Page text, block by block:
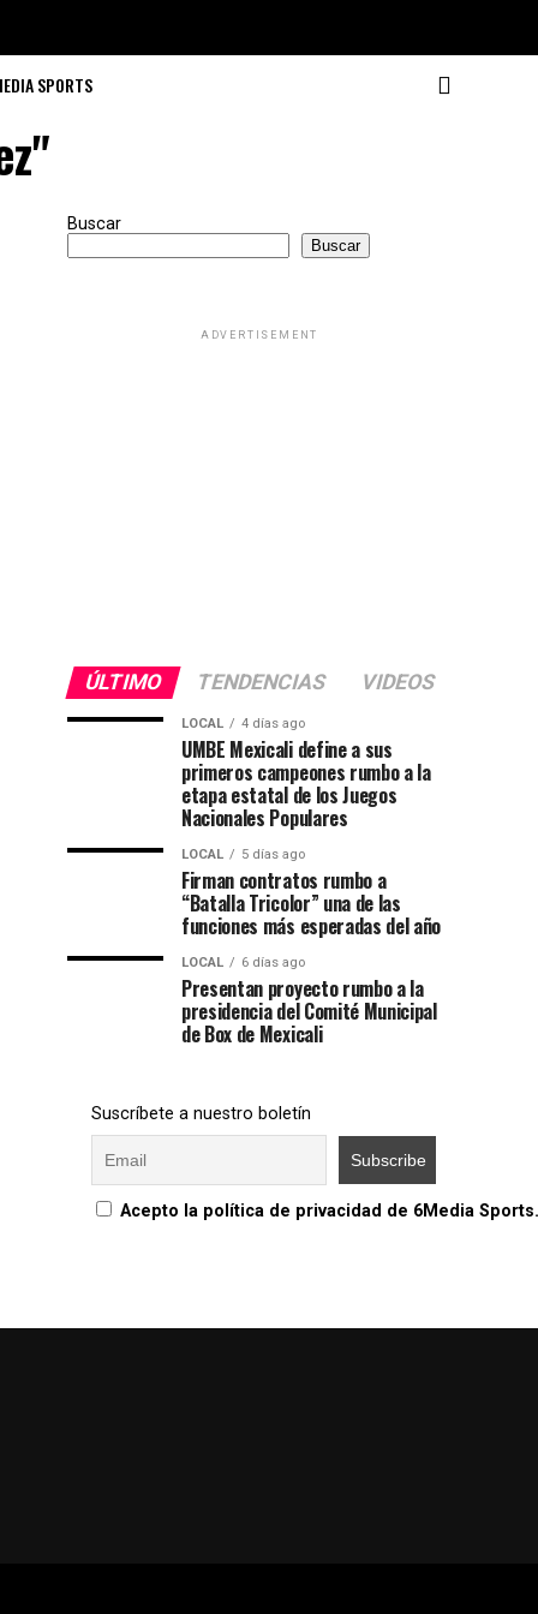
SPORTS
Buscar
Buscar
ADVERTISEMENT
ÚLTIMO TENDENCIAS VIDEOS
LOCAL 4 días ago
UMBE Mexicali define a sus
primeros campeones rumbo a la
etapa estatal de los Juegos
Nacionales Populares
LOCAL 5 días ago
Firman contratos rumbo a
“Batalla Tricolor” una de las
funciones más esperadas del año
LOCAL 6 días ago
Presentan proyecto rumbo a la
presidencia del Comité Municipal
de Box de Mexicali
Suscríbete a nuestro boletín
Acepto la política de privacidad de 6Media Sports.